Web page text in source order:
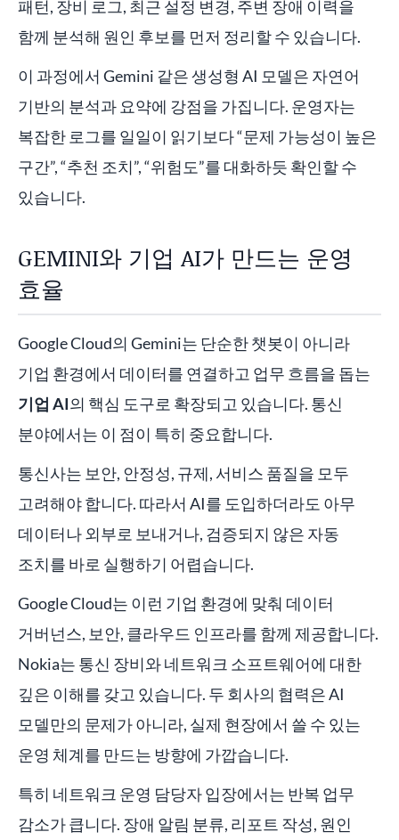
패턴, 장비 로그, 최근 설정 변경, 주변 장애 이력을
함께 분석해 원인 후보를 먼저 정리할 수 있습니다.
이 과정에서 Gemini 같은 생성형 AI 모델은 자연어
기반의 분석과 요약에 강점을 가집니다. 운영자는
복잡한 로그를 일일이 읽기보다 “문제 가능성이 높은
구간”, “추천 조치”, “위험도”를 대화하듯 확인할 수
있습니다.
GEMINI와 기업 AI가 만드는 운영
효율
Google Cloud의 Gemini는 단순한 챗봇이 아니라
기업 환경에서 데이터를 연결하고 업무 흐름을 돕는
기업 AI의 핵심 도구로 확장되고 있습니다. 통신
분야에서는 이 점이 특히 중요합니다.
통신사는 보안, 안정성, 규제, 서비스 품질을 모두
고려해야 합니다. 따라서 AI를 도입하더라도 아무
데이터나 외부로 보내거나, 검증되지 않은 자동
조치를 바로 실행하기 어렵습니다.
Google Cloud는 이런 기업 환경에 맞춰 데이터
거버넌스, 보안, 클라우드 인프라를 함께 제공합니다.
Nokia는 통신 장비와 네트워크 소프트웨어에 대한
깊은 이해를 갖고 있습니다. 두 회사의 협력은 AI
모델만의 문제가 아니라, 실제 현장에서 쓸 수 있는
운영 체계를 만드는 방향에 가깝습니다.
특히 네트워크 운영 담당자 입장에서는 반복 업무
감소가 큽니다. 장애 알림 분류, 리포트 작성, 원인